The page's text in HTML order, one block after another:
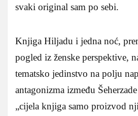
svaki original sam po sebi.
Knjiga Hiljadu i jedna noć,
pogled iz ženske perspektive,
tematsko jedinstvo na polju
antagonizma između
„cijela knjiga samo proizvod